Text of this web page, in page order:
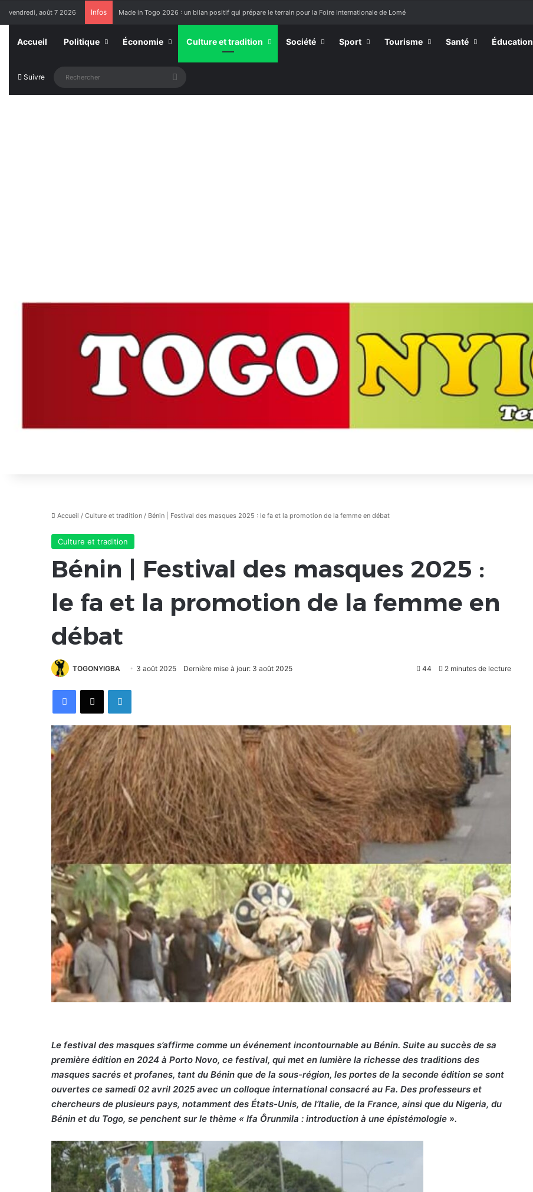
vendredi, août 7 2026 Infos Made in Togo 2026 : un bilan positif qui prépare le terrain pour la Foire Internationale de Lomé
Accueil Politique Économie Culture et tradition Société Sport Tourisme Santé Éducation
Suivre Rechercher
Accueil / Culture et tradition / Bénin | Festival des masques 2025 : le fa et la promotion de la femme en débat
Culture et tradition
Bénin | Festival des masques 2025 :
le fa et la promotion de la femme en
débat
TOGONYIGBA 3 août 2025 Dernière mise à jour: 3 août 2025 44 2 minutes de lecture
FacebookX Linkedin
Le festival des masques s’affirme comme un événement incontournable au Bénin. Suite au succès de sa
première édition en 2024 à Porto Novo, ce festival, qui met en lumière la richesse des traditions des
masques sacrés et profanes, tant du Bénin que de la sous-région, les portes de la seconde édition se sont
ouvertes ce samedi 02 avril 2025 avec un colloque international consacré au Fa. Des professeurs et
chercheurs de plusieurs pays, notamment des États-Unis, de l’Italie, de la France, ainsi que du Nigeria, du
Bénin et du Togo, se penchent sur le thème « Ifa Ôrunmila : introduction à une épistémologie ».